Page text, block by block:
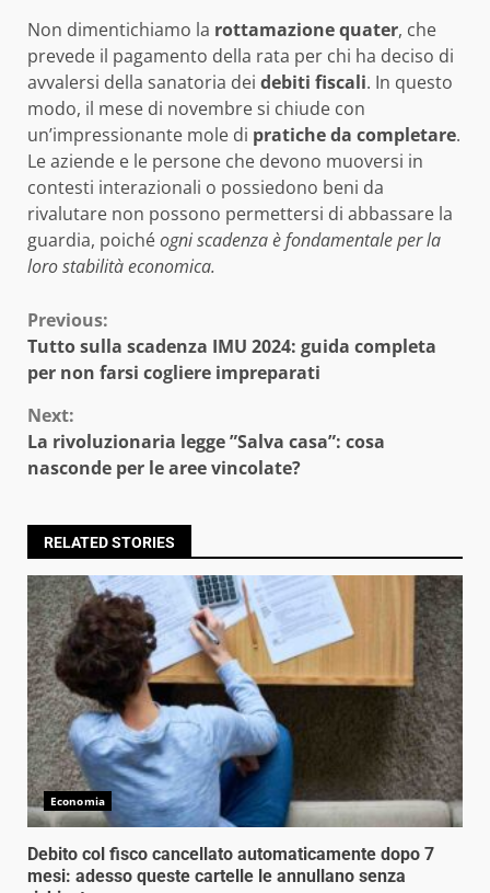
Non dimentichiamo la rottamazione quater, che
prevede il pagamento della rata per chi ha deciso di
avvalersi della sanatoria dei debiti fiscali. In questo
modo, il mese di novembre si chiude con
un’impressionante mole di pratiche da completare.
Le aziende e le persone che devono muoversi in
contesti interazionali o possiedono beni da
rivalutare non possono permettersi di abbassare la
guardia, poichéogni scadenza è fondamentale per la
loro stabilità economica.
Continue
Reading
Previous:
Tutto sulla scadenza IMU 2024: guida completa
per non farsi cogliere impreparati
Next:
La rivoluzionaria legge ”Salva casa”: cosa
nasconde per le aree vincolate?
RELATED STORIES
Economia
Debito col fisco cancellato automaticamente dopo 7
mesi: adesso queste cartelle le annullano senza